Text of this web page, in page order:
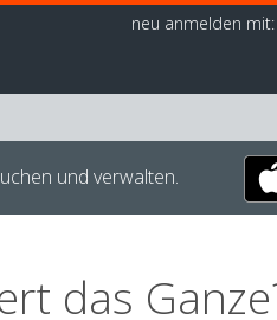
neu anmelden mit:
und verwalten.
das